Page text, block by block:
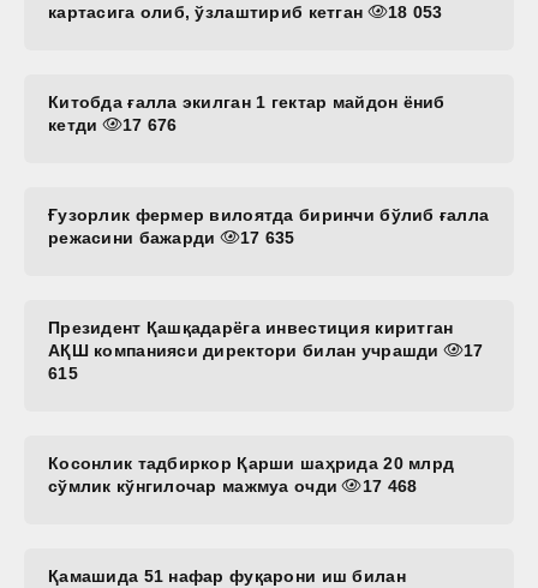
картасига олиб, ўзлаштириб кетган
18 053
Китобда ғалла экилган 1 гектар майдон ёниб
кетди
17 676
Ғузорлик фермер вилоятда биринчи бўлиб ғалла
режасини бажарди
17 635
Президент Қашқадарёга инвестиция киритган
АҚШ компанияси директори билан учрашди
17
615
Косонлик тадбиркор Қарши шаҳрида 20 млрд
сўмлик кўнгилочар мажмуа очди
17 468
Қамашида 51 нафар фуқарони иш билан